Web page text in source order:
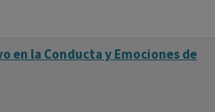
en la Conducta y Emociones de